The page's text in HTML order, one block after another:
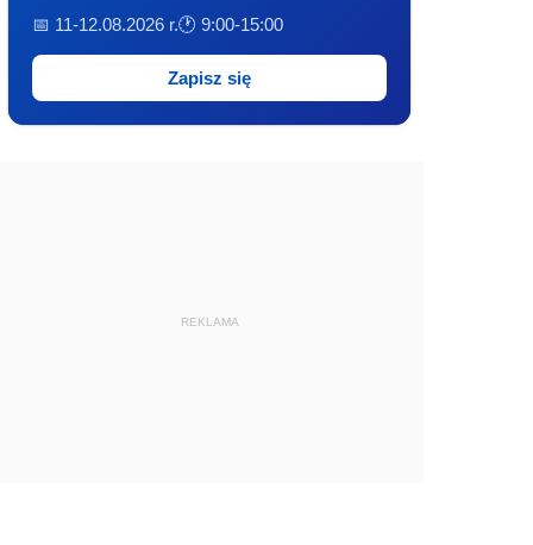
📅 11-12.08.2026 r.🕐 9:00-15:00
Zapisz się
REKLAMA